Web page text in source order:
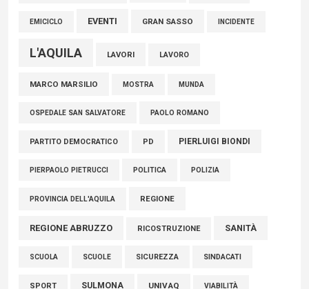
EMICICLO EVENTI GRAN SASSO INCIDENTE
L'AQUILA LAVORI LAVORO
MARCO MARSILIO MOSTRA MUNDA
OSPEDALE SAN SALVATORE PAOLO ROMANO
PARTITO DEMOCRATICO PD PIERLUIGI BIONDI
PIERPAOLO PIETRUCCI POLITICA POLIZIA
PROVINCIA DELL'AQUILA REGIONE
REGIONE ABRUZZO RICOSTRUZIONE SANITÀ
SCUOLA SCUOLE SICUREZZA SINDACATI
SPORT SULMONA UNIVAQ VIABILITÀ